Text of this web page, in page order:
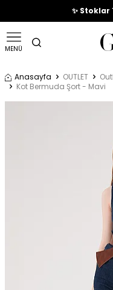
🎉%70'e
✨
MENÜ
Anasayfa OUTLET
Kot Bermuda Şort - Mavi